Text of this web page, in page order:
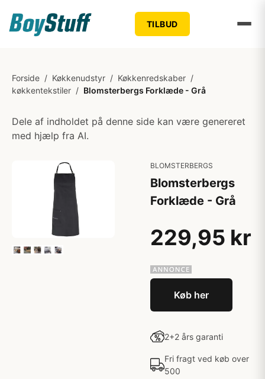
TILBUD
Forside / Køkkenudstyr / Køkkenredskaber /
køkkentekstiler / Blomsterbergs Forklæde - Grå
Dele af indholdet på denne side kan være genereret
med hjælp fra AI.
BLOMSTERBERGS
Blomsterbergs
Forklæde - Grå
229,95 kr
Køb her
2+2 års garanti
Fri fragt ved køb over
500